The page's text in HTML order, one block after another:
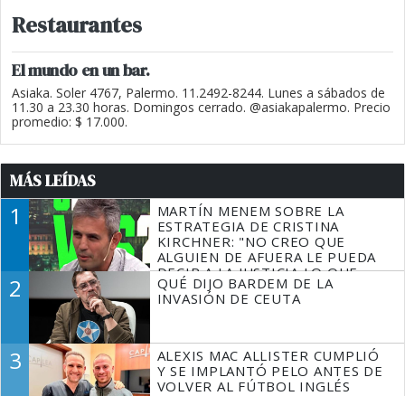
Restaurantes
El mundo en un bar.
Asiaka. Soler 4767, Palermo. 11.2492-8244. Lunes a sábados de
11.30 a 23.30 horas. Domingos cerrado. @asiakapalermo. Precio
promedio: $ 17.000.
MÁS LEÍDAS
1
MARTÍN MENEM SOBRE LA
ESTRATEGIA DE CRISTINA
KIRCHNER: "NO CREO QUE
ALGUIEN DE AFUERA LE PUEDA
DECIR A LA JUSTICIA LO QUE
TIENE QUE HACER"
2
QUÉ DIJO BARDEM DE LA
INVASIÓN DE CEUTA
3
ALEXIS MAC ALLISTER CUMPLIÓ
Y SE IMPLANTÓ PELO ANTES DE
VOLVER AL FÚTBOL INGLÉS